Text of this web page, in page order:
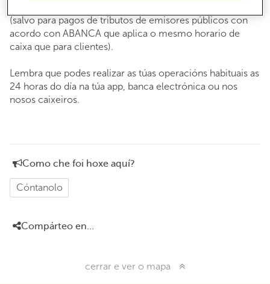
(salvo para pagos de tributos de emisores públicos con
acordo con ABANCA que aplica o mesmo horario de
caixa que para clientes).
Lembra que podes realizar as túas operacións habituais as
24 horas do día na túa app, banca electrónica ou nos
nosos caixeiros.
Como che foi hoxe aquí?
Cóntanolo
Compárteo en...
cerrar e ver o mapa